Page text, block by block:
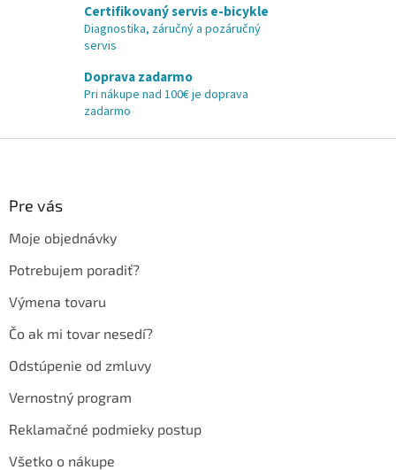
Certifikovaný servis e-bicykle
Diagnostika, záručný a pozáručný
servis
Doprava zadarmo
Pri nákupe nad 100€ je doprava
zadarmo
Pre vás
Moje objednávky
Potrebujem poradiť?
Výmena tovaru
Čo ak mi tovar nesedí?
Odstúpenie od zmluvy
Vernostný program
Reklamačné podmieky postup
Všetko o nákupe